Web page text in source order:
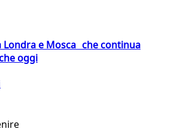
Londra e Mosca che continua
oggi